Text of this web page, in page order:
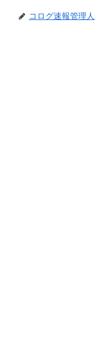
コログ速報管理人